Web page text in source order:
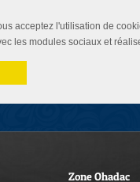
acceptez l'utilisation de
les modules sociaux et
Zone Ohadac